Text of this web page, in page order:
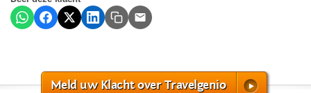
Meld uw Klacht over Travelgenio